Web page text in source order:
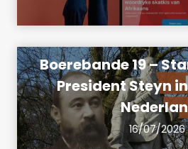
Boerebande 19 –
President Steyn
16/07/2026